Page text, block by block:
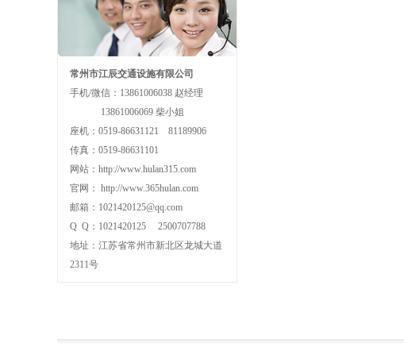
常州市江辰交通设施有限公司
手机/微信：13861006038 赵经理
13861006069 柴小姐
座机：0519-86631121 81189906
传真：0519-86631101
网站：http://www.hulan315.com
官网： http://www.365hulan.com
邮箱：1021420125@qq.com
Q Q：1021420125 2500707788
地址：江苏省常州市新北区龙城大道
2311号